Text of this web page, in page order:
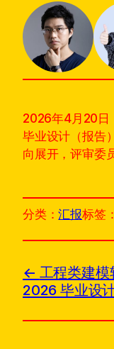
2026年4月20日
毕业设计（报告
向展开，评审委
分类：汇报标签：
工程类建
2026 毕业设